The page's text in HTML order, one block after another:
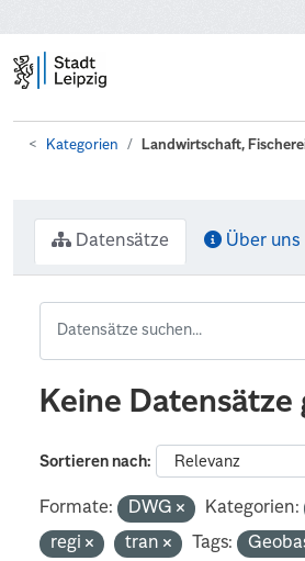
Kategorien Landwirtschaft,
Datensätze Über uns
Keine Datensätze
Sortieren nach
Formate: DWG Kategorien:
regi
tran Tags: